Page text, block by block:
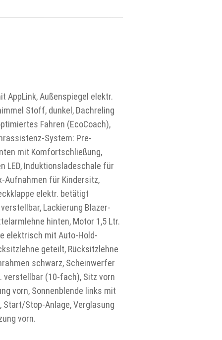
AppLink, Außenspiegel elektr.
Stoff, dunkel, Dachreling
Fahren (EcoCoach),
System: Pre-
mit Komfortschließung,
LED, Induktionsladeschale für
Aufnahmen für Kindersitz,
elektr. betätigt
Lackierung Blazer-
hinten, Motor 1,5 Ltr.
elektrisch mit Auto-Hold-
geteilt, Rücksitzlehne
schwarz, Scheinwerfer
(10-fach), Sitz vorn
vorn, Sonnenblende links mit
Stop-Anlage, Verglasung
vorn.